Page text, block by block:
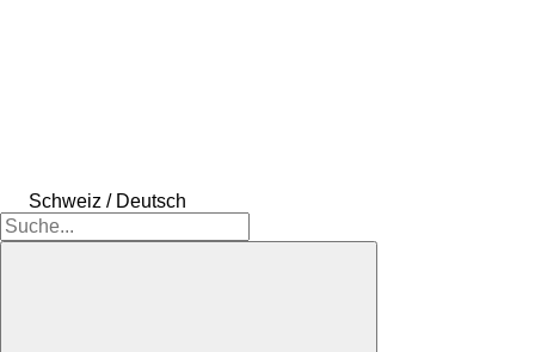
Schweiz / Deutsch